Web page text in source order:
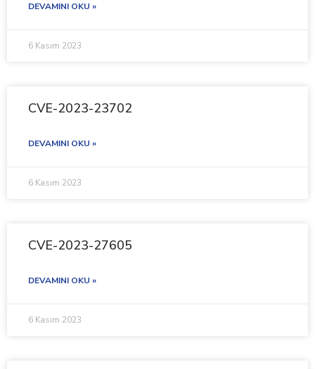
DEVAMINI OKU »
6 Kasım 2023
CVE-2023-23702
DEVAMINI OKU »
6 Kasım 2023
CVE-2023-27605
DEVAMINI OKU »
6 Kasım 2023